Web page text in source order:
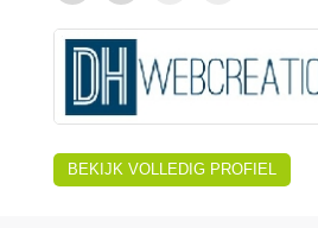
BEKIJK VOLLEDIG PROFIEL